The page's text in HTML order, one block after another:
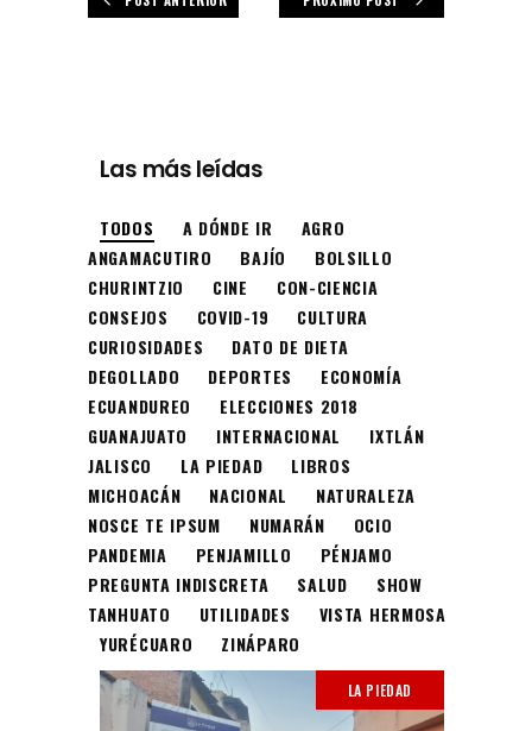
Las más leídas
TODOS A DÓNDE IR
AGRO
ANGAMACUTIRO
BAJÍO
BOLSILLO
CHURINTZIO
CINE
CON-CIENCIA
CONSEJOS
COVID-19
CULTURA
CURIOSIDADES
DATO DE DIETA
DEGOLLADO
DEPORTES
ECONOMÍA
ECUANDUREO
ELECCIONES 2018
GUANAJUATO
INTERNACIONAL
IXTLÁN
JALISCO
LA PIEDAD
LIBROS
MICHOACÁN
NACIONAL
NATURALEZA
NOSCE TE IPSUM
NUMARÁN
OCIO
PANDEMIA
PENJAMILLO
PÉNJAMO
PREGUNTA INDISCRETA
SALUD
SHOW
TANHUATO
UTILIDADES
VISTA HERMOSA
YURÉCUARO
ZINÁPARO
LA PIEDAD